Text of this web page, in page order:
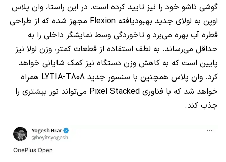
گوشی تاشو خود را نیز تایید کرده است. در این راستا، وان پلاس
اوپن به لولای جدید بهبود‌یافته Flexion مجهز شده که از طراحی
قطره آب بهره می‌برد و تاخوردگی وسط نمایشگر داخلی را به
حداقل می‌رساند. به لطف استفاده از قطعات کمتر، وزن لولا نیز
پایین است که به کاهش وزن دستگاه نیز کمک شایانی خواهد
کرد. وان پلاس همچنین با سنسور جدید LYTIA-T808 همراه
خواهد شد که با فناوری Pixel Stacked می‌تواند نور بیشتری را
جذب کند.